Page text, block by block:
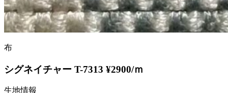
布
シグネイチャー T-7313 ¥2900/ｍ
生地情報